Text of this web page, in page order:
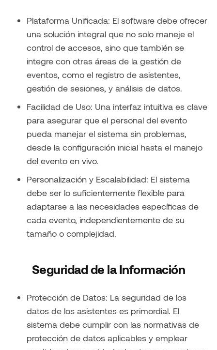
Plataforma Unificada: El software debe ofrecer
una solución integral que no solo maneje el
control de accesos, sino que también se
integre con otras áreas de la gestión de
eventos, como el registro de asistentes,
gestión de sesiones, y análisis de datos.
Facilidad de Uso: Una interfaz intuitiva es clave
para asegurar que el personal del evento
pueda manejar el sistema sin problemas,
desde la configuración inicial hasta el manejo
del evento en vivo.
Personalización y Escalabilidad: El sistema
debe ser lo suficientemente flexible para
adaptarse a las necesidades específicas de
cada evento, independientemente de su
tamaño o complejidad.
Seguridad de la Información
Protección de Datos: La seguridad de los
datos de los asistentes es primordial. El
sistema debe cumplir con las normativas de
protección de datos aplicables y emplear